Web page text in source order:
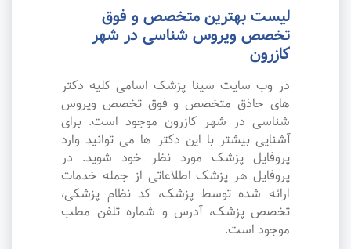
لیست بهترین متخصص و فوق
تخصص ویروس شناسی در شهر
کازرون
در وب سایت سینا پزشک اسامی کلیه دکتر
های حاذق متخصص و فوق تخصص ویروس
شناسی در شهر کازرون موجود است. برای
آشنایی بیشتر با این دکتر ها می توانید وارد
پروفایل پزشک مورد نظر خود شوید. در
پروفایل هر پزشک اطلاعاتی از جمله خدمات
ارائه شده توسط پزشک، کد نظام پزشکی،
تخصص پزشک، آدرس و شماره تلفن مطب
موجود است.